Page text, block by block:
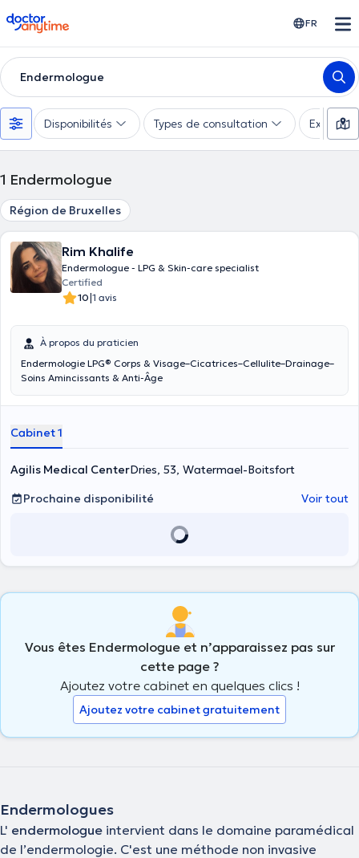
doctoranytime FR
Endermologue
Disponibilités Types de consultation Expertise
1 Endermologue
Région de Bruxelles
Rim Khalife
Endermologue - LPG & Skin-care specialist
Certified
10|1 avis
À propos du praticien
Endermologie LPG®️ Corps & Visage–Cicatrices–Cellulite–Drainage–
Soins Amincissants & Anti-Âge
Cabinet 1
Agilis Medical CenterDries, 53, Watermael-Boitsfort
Prochaine disponibilité
Voir tout
Vous êtes Endermologue et n’apparaissez pas sur
cette page ?
Ajoutez votre cabinet en quelques clics !
Ajoutez votre cabinet gratuitement
Endermologues
L' endermologue intervient dans le domaine paramédical
de l’endermologie. C'est une méthode non invasive